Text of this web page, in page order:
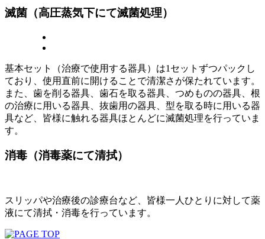
滅菌（高圧蒸気下にて滅菌処理）
基本セット（治療で使用する器具）は1セットずつパックし
ており、使用直前に開けることで清潔さが保たれています。
また、歯を削る器具、歯石を取る器具、つめものの器具、根
の治療に用いる器具、抜歯用の器具、型を取る時に用いる器
具など、皆様に触れる器具ほとんどに滅菌処理を行っていま
す。
消毒（消毒薬にて清拭）
スリッパや治療後の診療台など、皆様一人ひとりに対して薬
液にて清拭・消毒を行っています。